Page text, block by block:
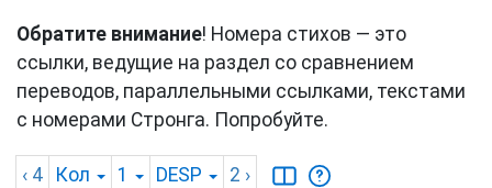
Обратите внимание! Номера стихов — это
ссылки, ведущие на раздел со сравнением
переводов, параллельными ссылками, текстами
с номерами Стронга. Попробуйте.
‹ 4 Кол 1 DESP 2 ›